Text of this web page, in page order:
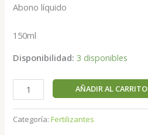
Abono líquido
150ml
Disponibilidad: 3 disponibles
AÑADIR AL CARRITO
Categoría:Fertilizantes